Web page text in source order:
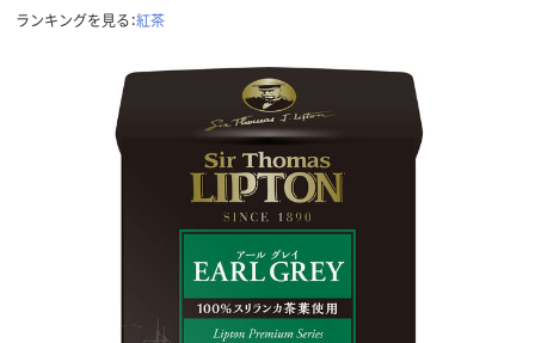
ランキングを見る：紅茶